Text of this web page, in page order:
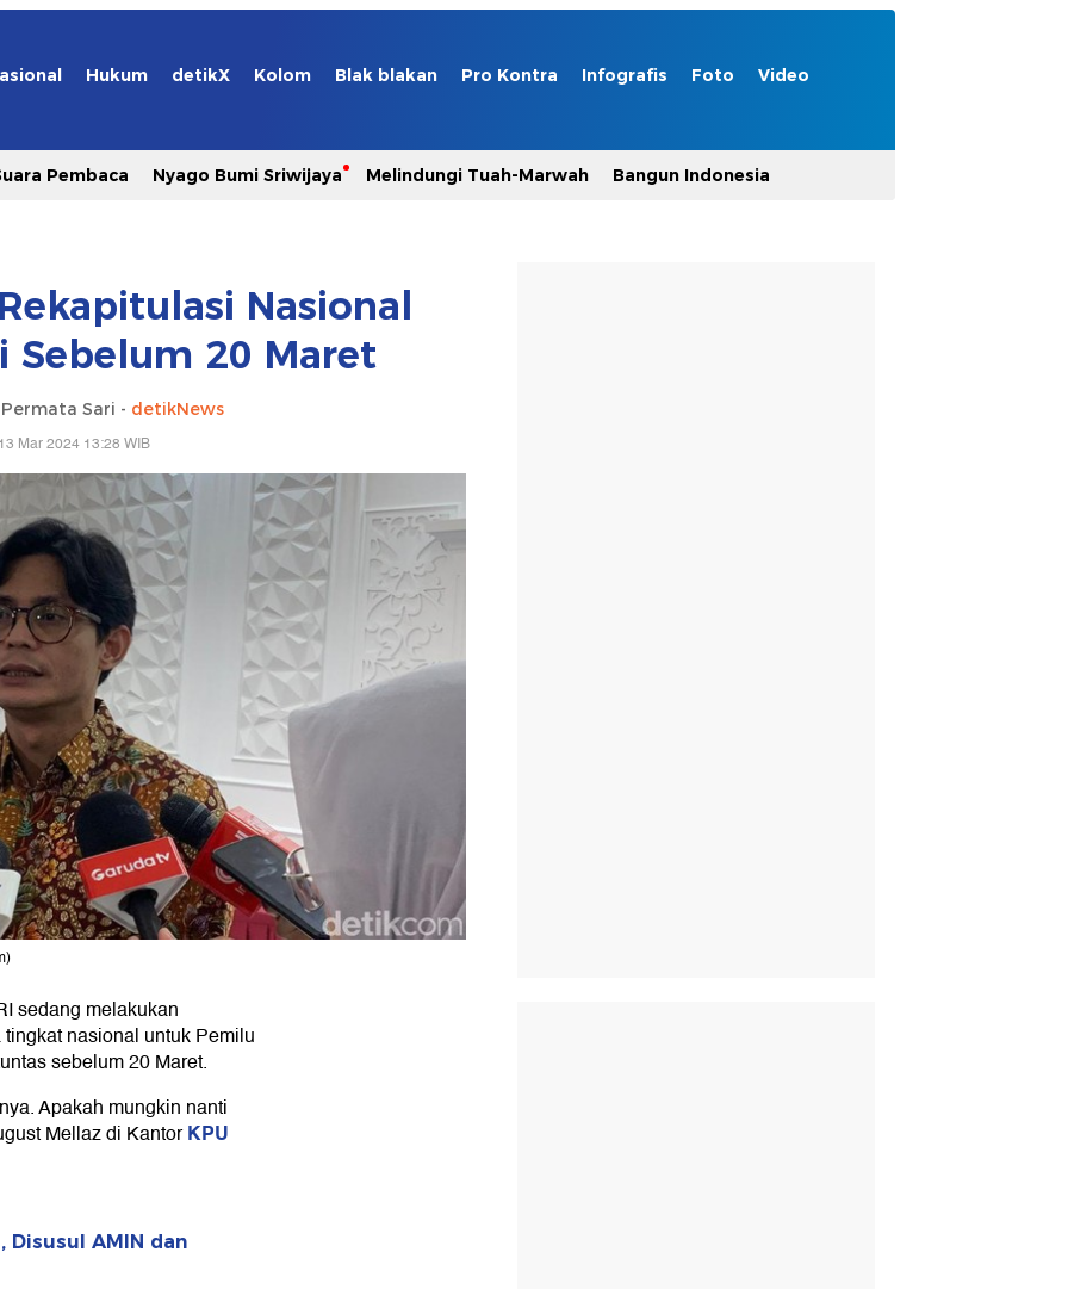
Hukum detikX Kolom Blak blakan Pro Kontra Infografis Foto Video
Pembaca Nyago Bumi Sriwijaya Melindungi Tuah-Marwah Bangun Indonesia
Nasional
Sebelum 20 Maret
Sari - detikNews
Mar 2024 13:28 WIB
sedang melakukan
nasional untuk Pemilu
sebelum 20 Maret.
Apakah mungkin nanti
Mellaz di KantorKPU
Disusul AMIN dan